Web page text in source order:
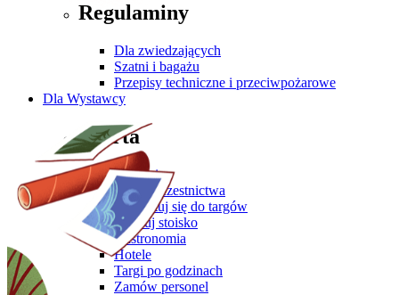
Regulaminy
Dla zwiedzających
Szatni i bagażu
Przepisy techniczne i przeciwpożarowe
Dla Wystawcy
Oferta
Zgłoś się
Oferta uczestnictwa
Przygotuj się do targów
Zbuduj stoisko
Gastronomia
Hotele
Targi po godzinach
Zamów personel